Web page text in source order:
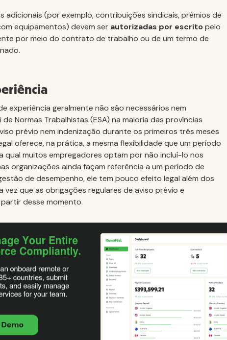
adicionais (por exemplo, contribuições sindicais, prêmios de
equipamentos) devem ser autorizadas por escritopelo
por meio do contrato de trabalho ou de um termo de
experiência geralmente não são necessários nem
Normas Trabalhistas (ESA) na maioria das províncias
prévio nem indenização durante os primeiros três meses
oferece, na prática, a mesma flexibilidade que um período
qual muitos empregadores optam por não incluí-lo nos
organizações ainda façam referência a um período de
de desempenho, ele tem pouco efeito legal além dos
vez que as obrigações regulares de aviso prévio e
desse momento.